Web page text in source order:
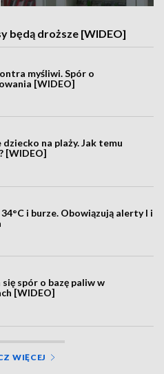
będą droższe [WIDEO]
myśliwi. Spór o
[WIDEO]
dziecko na plaży. Jak temu
[WIDEO]
34°C i burze. Obowiązują alerty I i
spór o bazę paliw w
[WIDEO]
WIĘCEJ